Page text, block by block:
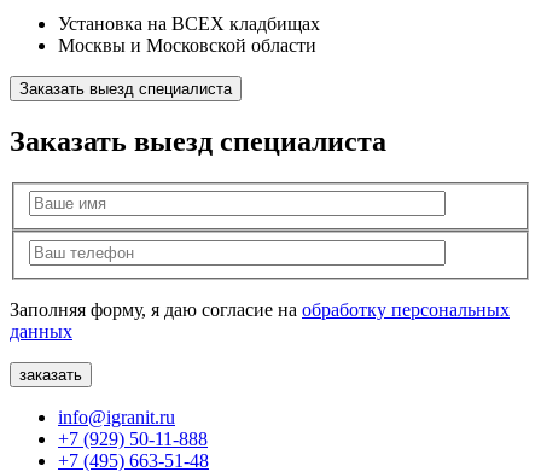
Установка на ВСЕХ кладбищах
Москвы и Московской области
Заказать выезд специалиста
Заказать выезд специалиста
Заполняя форму, я даю согласие на обработку персональных
данных
info@igranit.ru
+7 (929) 50-11-888
+7 (495) 663-51-48